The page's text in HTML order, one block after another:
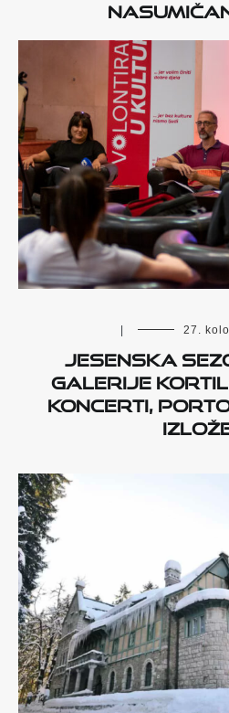
27.
Jesenska
Galerije
koncerti, Porto